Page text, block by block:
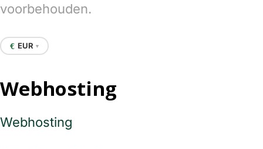
voorbehouden.
€ EUR ▼
Webhosting
Webhosting